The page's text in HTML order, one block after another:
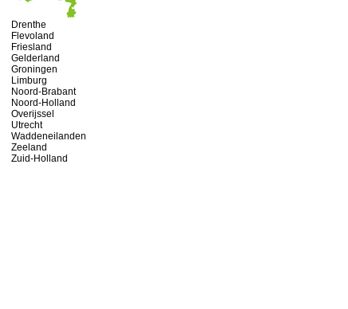
Drenthe
Flevoland
Friesland
Gelderland
Groningen
Limburg
Noord-Brabant
Noord-Holland
Overijssel
Utrecht
Waddeneilanden
Zeeland
Zuid-Holland